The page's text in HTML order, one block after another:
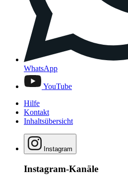
WhatsApp
YouTube
Hilfe
Kontakt
Inhaltsübersicht
Instagram
Instagram-Kanäle